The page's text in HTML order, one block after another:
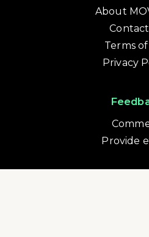
About
Terms
Privacy
Provide